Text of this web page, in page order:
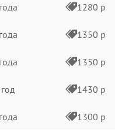
1280 р
1350 р
1350 р
1430 р
1300 р